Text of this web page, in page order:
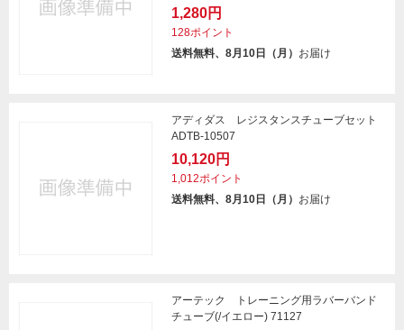
1,280円
128ポイント
送料無料、8月10日（月） お届け
アディダス レジスタンスチューブセット
ADTB-10507
10,120円
1,012ポイント
送料無料、8月10日（月） お届け
アーテック トレーニング用ラバーバンド
チューブ(/イエロー) 71127